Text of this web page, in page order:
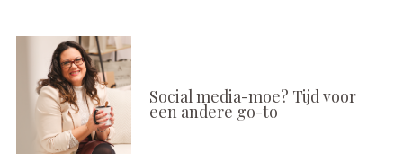
Social media-moe? Tijd voor
een andere go-to